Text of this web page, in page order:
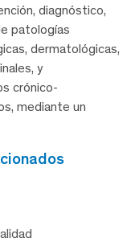
diagnóstico,
patologías
dermatológicas,
y
crónico-
mediante un